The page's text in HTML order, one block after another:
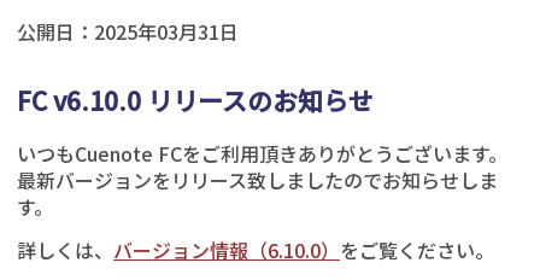
公開日： 2025年03月31日
FC v6.10.0 リリースのお知らせ
いつもCuenote FCをご利用頂きありがとうございます。
最新バージョンをリリース致しましたのでお知らせしま
す。
詳しくは、 バージョン情報（6.10.0） をご覧ください。